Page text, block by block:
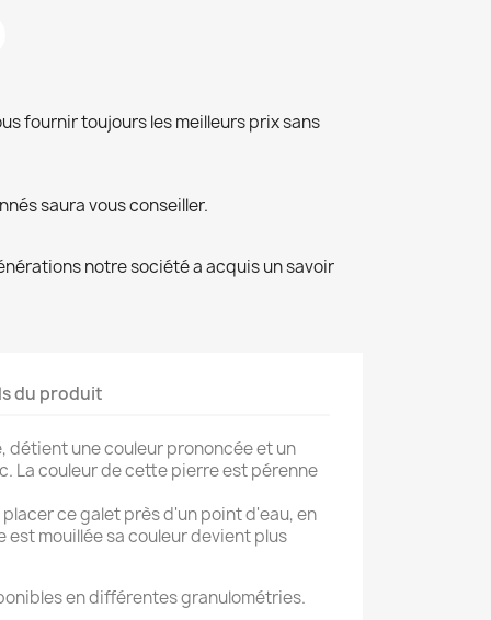
fournir toujours les meilleurs prix sans
saura vous conseiller.
notre société a acquis un savoir
du produit
détient une couleur prononcée et un
La couleur de cette pierre est pérenne
ce galet près d'un point d'eau, en
mouillée sa couleur devient plus
en différentes granulométries.